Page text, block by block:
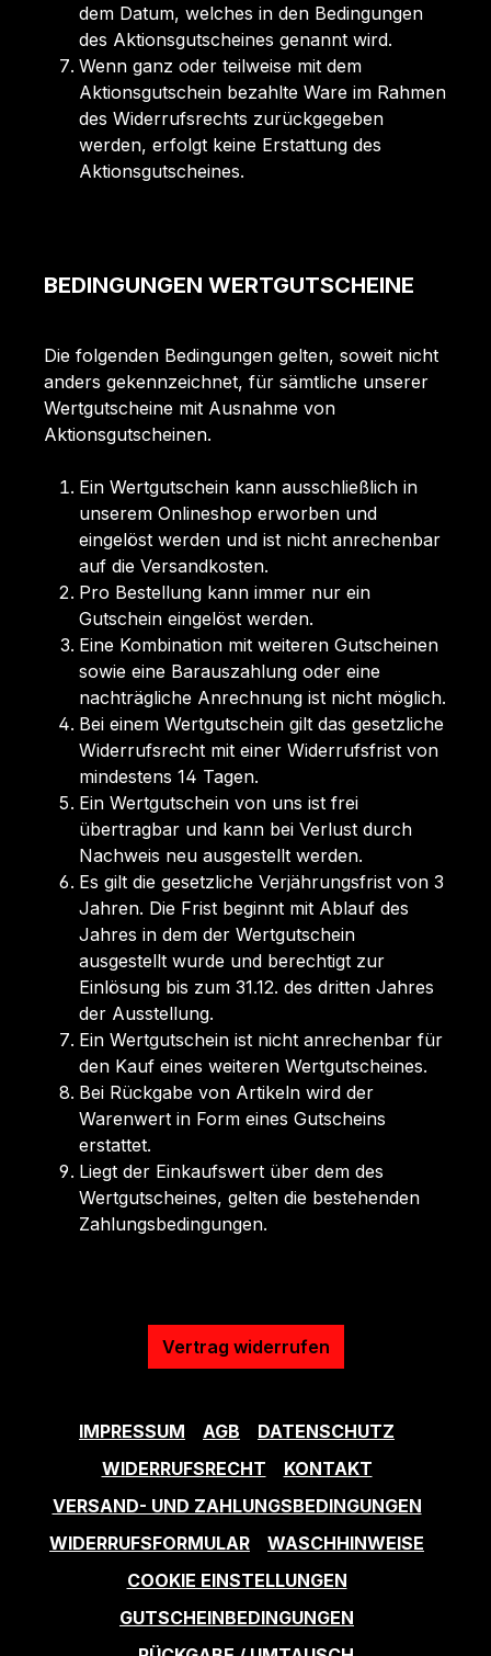
dem Datum, welches in den Bedingungen
des Aktionsgutscheines genannt wird.
Wenn ganz oder teilweise mit dem
Aktionsgutschein bezahlte Ware im Rahmen
des Widerrufsrechts zurückgegeben
werden, erfolgt keine Erstattung des
Aktionsgutscheines.
BEDINGUNGEN WERTGUTSCHEINE
Die folgenden Bedingungen gelten, soweit nicht
anders gekennzeichnet, für sämtliche unserer
Wertgutscheine mit Ausnahme von
Aktionsgutscheinen.
Ein Wertgutschein kann ausschließlich in
unserem Onlineshop erworben und
eingelöst werden und ist nicht anrechenbar
auf die Versandkosten.
Pro Bestellung kann immer nur ein
Gutschein eingelöst werden.
Eine Kombination mit weiteren Gutscheinen
sowie eine Barauszahlung oder eine
nachträgliche Anrechnung ist nicht möglich.
Bei einem Wertgutschein gilt das gesetzliche
Widerrufsrecht mit einer Widerrufsfrist von
mindestens 14 Tagen.
Ein Wertgutschein von uns ist frei
übertragbar und kann bei Verlust durch
Nachweis neu ausgestellt werden.
Es gilt die gesetzliche Verjährungsfrist von 3
Jahren. Die Frist beginnt mit Ablauf des
Jahres in dem der Wertgutschein
ausgestellt wurde und berechtigt zur
Einlösung bis zum 31.12. des dritten Jahres
der Ausstellung.
Ein Wertgutschein ist nicht anrechenbar für
den Kauf eines weiteren Wertgutscheines.
Bei Rückgabe von Artikeln wird der
Warenwert in Form eines Gutscheins
erstattet.
Liegt der Einkaufswert über dem des
Wertgutscheines, gelten die bestehenden
Zahlungsbedingungen.
Vertrag widerrufen
IMPRESSUM AGB
DATENSCHUTZ
WIDERRUFSRECHT
KONTAKT
VERSAND- UND ZAHLUNGSBEDINGUNGEN
WIDERRUFSFORMULAR
WASCHHINWEISE
COOKIE EINSTELLUNGEN
GUTSCHEINBEDINGUNGEN